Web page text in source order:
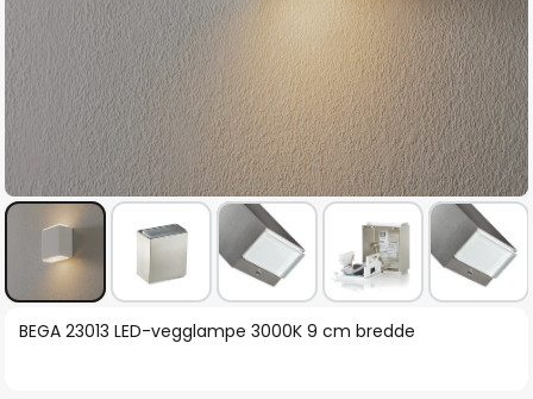
Gå
BEGA 23013 LED-vegglampe 3000K 9 cm bredde